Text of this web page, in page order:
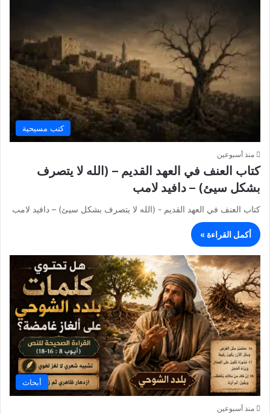
كتب مسيحية
منذ أسبوعين
كتاب العنف في العهد القديم – (الله لا يتصرف
بشكل سيئ) – دافيد لامب
كتاب العنف في العهد القديم - (الله لا يتصرف بشكل سيئ) – دافيد لامب
أكمل القراءة »
أبحاث
منذ أسبوعين